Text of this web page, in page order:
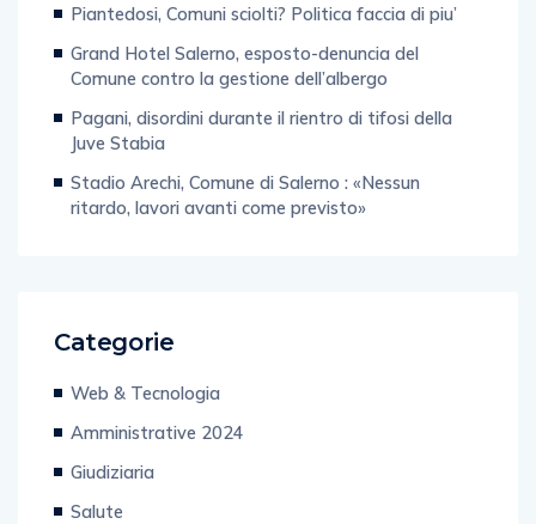
Piantedosi, Comuni sciolti? Politica faccia di piu’
Grand Hotel Salerno, esposto-denuncia del
Comune contro la gestione dell’albergo
Pagani, disordini durante il rientro di tifosi della
Juve Stabia
Stadio Arechi, Comune di Salerno : «Nessun
ritardo, lavori avanti come previsto»
Categorie
Web & Tecnologia
Amministrative 2024
Giudiziaria
Salute